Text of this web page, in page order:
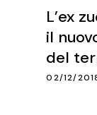
L’ex
il
del
02/12/